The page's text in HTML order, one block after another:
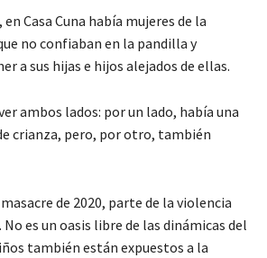
Casa Cuna había mujeres de la
no confiaban en la pandilla y
a sus hijas e hijos alejados de ellas.
ambos lados: por un lado, había una
crianza, pero, por otro, también
de 2020, parte de la violencia
No es un oasis libre de las dinámicas del
también están expuestos a la